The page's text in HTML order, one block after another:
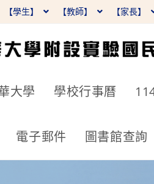
【學生】 【教師】 【家長】
大學 學校行事曆
電子郵件 圖書館查詢